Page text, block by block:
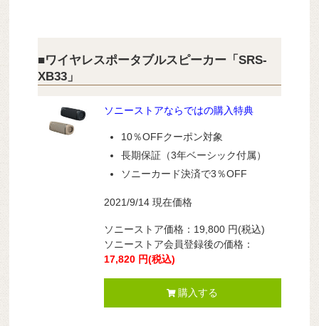
■ワイヤレスポータブルスピーカー「SRS-
XB33」
ソニーストアならではの購入特典
10％OFFクーポン対象
長期保証（3年ベーシック付属）
ソニーカード決済で3％OFF
2021/9/14 現在価格
ソニーストア価格： 19,800 円(税込)
ソニーストア会員登録後の価格：
17,820 円(税込)
購入する